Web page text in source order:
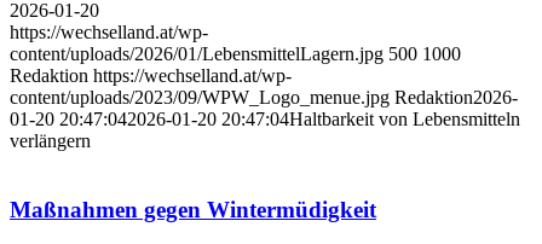
2026-01-20
https://wechselland.at/wp-
content/uploads/2026/01/LebensmittelLagern.jpg 500 1000
Redaktion https://wechselland.at/wp-
content/uploads/2023/09/WPW_Logo_menue.jpg Redaktion2026-
01-20 20:47:042026-01-20 20:47:04Haltbarkeit von Lebensmitteln
verlängern
Maßnahmen gegen Wintermüdigkeit